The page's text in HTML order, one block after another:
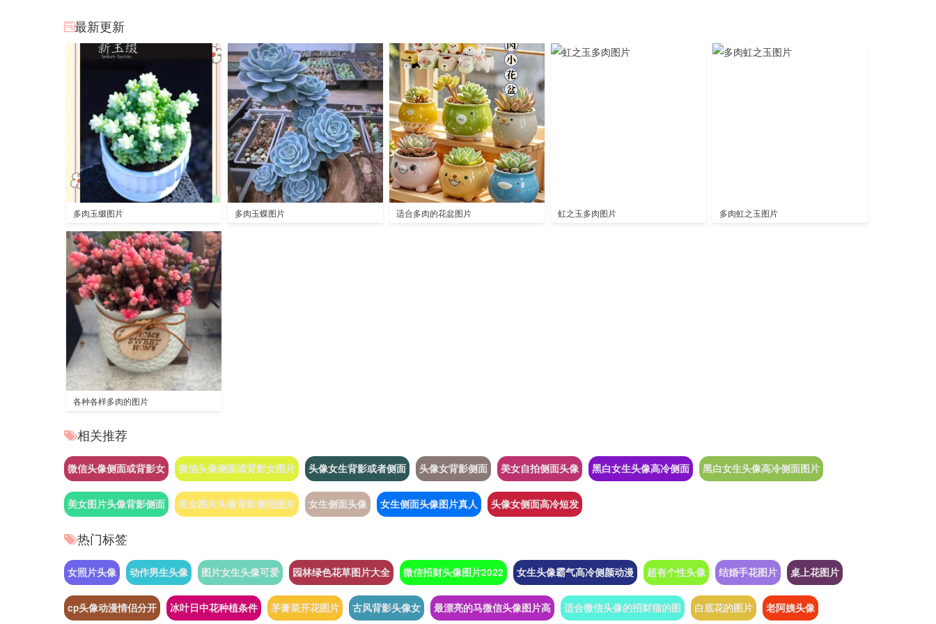
最新更新
多肉玉缀图片 多肉玉蝶图片 适合多肉的花盆图片 虹之玉多肉图片 多肉虹之玉图片
各种各样多肉的图片
相关推荐
微信头像侧面或背影女 微信头像侧面或背影女图片 头像女生背影或者侧面 头像女背影侧面 美女自拍侧面头像 黑白女生头像高冷侧面 黑白女生头像高冷侧面图片
美女图片头像背影侧面 美女图片头像背影侧面图片 女生侧面头像 女生侧面头像图片真人 头像女侧面高冷短发
热门标签
女照片头像 动作男生头像 图片女生头像可爱 园林绿色花草图片大全 微信招财头像图片2022 女生头像霸气高冷侧颜动漫 超有个性头像 结婚手花图片 桌上花图片
cp头像动漫情侣分开 冰叶日中花种植条件 茅膏菜开花图片 古风背影头像女 最漂亮的马微信头像图片高 适合微信头像的招财猫的图 白底花的图片 老阿姨头像